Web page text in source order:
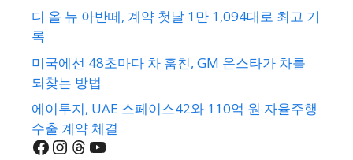
디 올 뉴 아반떼, 계약 첫날 1만 1,094대로 최고 기
록
미국에선 48초마다 차 훔친, GM 온스타가 차를
되찾는 방법
에이투지, UAE 스페이스42와 110억 원 자율주행
수출 계약 체결
Facebook
Instagram
Threads
YouTube